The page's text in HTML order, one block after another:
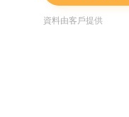
資料由客戶提供